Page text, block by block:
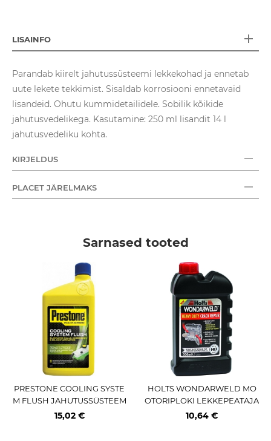
LISAINFO
Parandab kiirelt jahutussüsteemi lekkekohad ja ennetab
uute lekete tekkimist. Sisaldab korrosiooni ennetavaid
lisandeid. Ohutu kummidetailidele. Sobilik kõikide
jahutusvedelikega. Kasutamine: 250 ml lisandit 14 l
jahutusvedeliku kohta.
KIRJELDUS
PLACET JÄRELMAKS
Sarnased tooted
PRESTONE COOLING SYSTE
M FLUSH JAHUTUSSÜSTEEM
I PUHASTAJA 1L
15,02 €
HOLTS WONDARWELD MO
OTORIPLOKI LEKKEPEATAJA
500ML
10,64 €